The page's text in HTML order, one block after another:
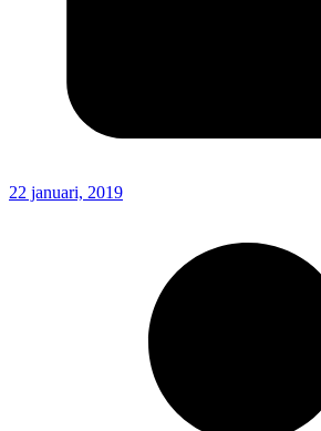
22 januari, 2019